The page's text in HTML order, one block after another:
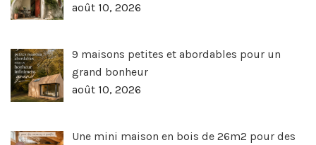
août 10, 2026
9 maisons petites et abordables pour un
grand bonheur
août 10, 2026
Une mini maison en bois de 26m2 pour des